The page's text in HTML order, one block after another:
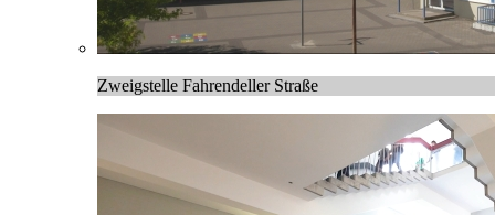
Zweigstelle Fahrendeller Straße